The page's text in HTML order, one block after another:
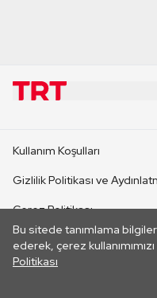
Bu sitede tanımlama
ederek, çerez
Politikası
CANLI YAYINLAR
Kullanım Koşulları
Gizlilik Politikası ve
Çerez Politikası
İletişim
Her hakkı saklıdır.